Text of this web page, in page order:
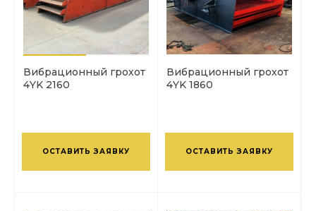
Вибрационный грохот
4YK 2160
ОСТАВИТЬ ЗАЯВКУ
Вибрационный грохот
4YK 1860
ОСТАВИТЬ ЗАЯВКУ